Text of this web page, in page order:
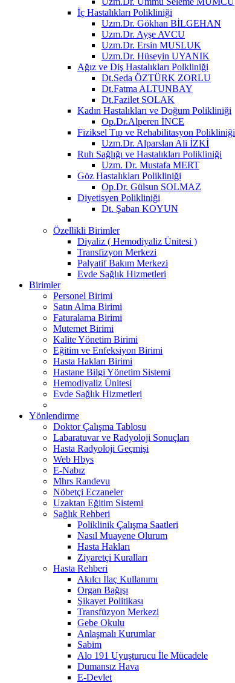
İç Hastalıkları Polikliniği
Uzm.Dr. Gökhan BİLGEHAN
Uzm.Dr. Ayşe AVCU
Uzm.Dr. Ersin MUSLUK
Uzm.Dr. Hüseyin UYANIK
Ağız ve Diş Hastalıkları Polkliniği
Dt.Seda ÖZTÜRK ZORLU
Dt.Fatma ALTUNBAY
Dt.Fazilet SOLAK
Kadın Hastalıkları ve Doğum Polikliniği
Op.Dr.Alperen İNCE
Fiziksel Tıp ve Rehabilitasyon Polikliniği
Uzm.Dr. Alparslan Ali İZKİ
Ruh Sağlığı ve Hastalıkları Polikliniği
Uzm. Dr. Mustafa MERT
Göz Hastalıkları Polikliniği
Op.Dr. Gülsun SOLMAZ
Diyetisyen Polikliniği
Dt. Şaban KOYUN
Özellikli Birimler
Diyaliz ( Hemodiyaliz Ünitesi )
Transfizyon Merkezi
Palyatif Bakım Merkezi
Evde Sağlık Hizmetleri
Birimler
Personel Birimi
Satın Alma Birimi
Faturalama Birimi
Mutemet Birimi
Kalite Yönetim Birimi
Eğitim ve Enfeksiyon Birimi
Hasta Hakları Birimi
Hastane Bilgi Yönetim Sistemi
Hemodiyaliz Ünitesi
Evde Sağlık Hizmetleri
Yönlendirme
Doktor Çalışma Tablosu
Labaratuvar ve Radyoloji Sonuçları
Hasta Radyoloji Geçmişi
Web Hbys
E-Nabız
Mhrs Randevu
Nöbetçi Eczaneler
Uzaktan Eğitim Sistemi
Sağlık Rehberi
Poliklinik Çalışma Saatleri
Nasıl Muayene Olurum
Hasta Hakları
Ziyaretçi Kuralları
Hasta Rehberi
Akılcı İlaç Kullanımı
Organ Bağışı
Şikayet Politikası
Transfüzyon Merkezi
Gebe Okulu
Anlaşmalı Kurumlar
Sabim
Alo 191 Uyuşturucu İle Mücadele
Dumansız Hava
E-Devlet